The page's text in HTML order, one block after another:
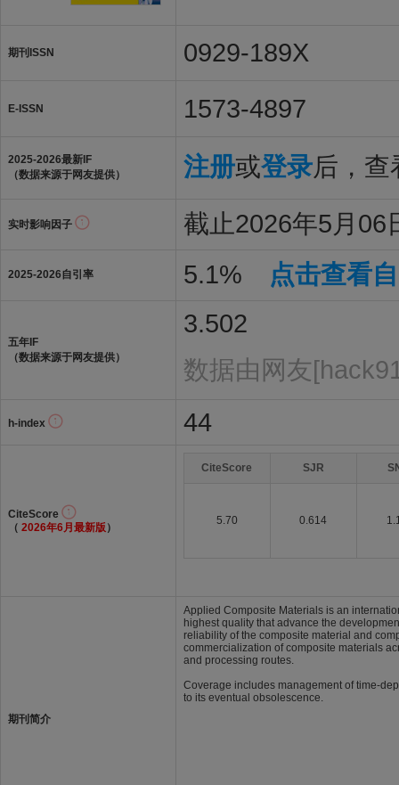
期刊ISSN 0929-189X
E-ISSN 1573-4897
2025-2026最新IF
（数据来源于网友提供）
注册或登录后，查
实时影响因子 截止2026年5月06
2025-2026自引率 5.1% 点击查看
五年IF
（数据来源于网友提供）
3.502
数据由网友
h-index 44
CiteScore
（ 2026年6月最新版 ）
CiteScore SJR
5.70 0.614
期刊简介
Applied Composite Materials is an
highest quality that advance the
reliability of the composite material and
commercialization of composite materials
and processing routes.
Coverage includes management of time-
to its eventual obsolescence.